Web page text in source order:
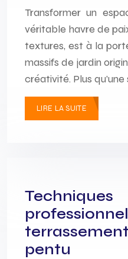
Transformer un
véritable havre de
textures, est à la
massifs de jardin
créativité. Plus
LIRE LA SUITE
Techniques
pentu